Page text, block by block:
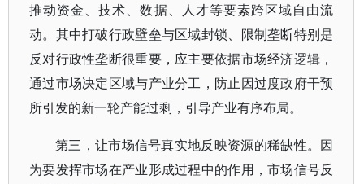
推动资金、技术、数据、人才等要素跨区域自由流
动。其中打破行政壁垒与区域封锁、限制垄断特别是
反对行政性垄断很重要，应主要依据市场经济逻辑，
通过市场决定区域与产业分工，防止因过度政府干预
所引发的新一轮产能过剩，引导产业有序布局。
第三，让市场信号真实地反映资源的稀缺性。因
为要发挥市场在产业形成过程中的作用，市场信号反